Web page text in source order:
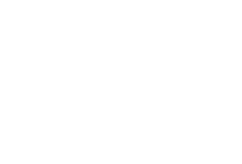
C_{2j} &= \frac{1}{j!}